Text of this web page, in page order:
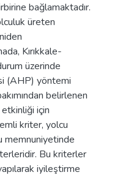
bağlamaktadır.
üreten
Kırıkkale-
üzerinde
(AHP) yöntemi
belirlenen
için
kriter, yolcu
memnuniyetinde
Bu kriterler
iyileştirme